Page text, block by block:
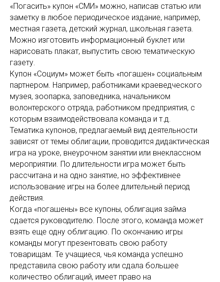
«Погасить» купон «СМИ» можно, написав статью или
заметку в любое периодическое издание, например,
местная газета, детский журнал, школьная газета.
Можно изготовить информационный буклет или
нарисовать плакат, выпустить свою тематическую
газету.
Купон «Социум» может быть «погашен» социальным
партнером. Например, работниками краеведческого
музея, зоопарка, заповедника, начальником
волонтерского отряда, работником предприятия, с
которым взаимодействовала команда и т.д.
Тематика купонов, предлагаемый вид деятельности
зависят от темы облигации, проводится дидактическая
игра на уроке, внеурочном занятии или внеклассном
мероприятии. По длительности игра может быть
рассчитана и на одно занятие, но эффективнее
использование игры на более длительный период
действия.
Когда «погашены» все купоны, облигация займа
сдается руководителю. После этого, команда может
взять еще одну облигацию. По окончанию игры
команды могут презентовать свою работу
товарищам. Те учащиеся, чья команда успешно
представила свою работу или сдала большее
количество облигаций, имеет право на